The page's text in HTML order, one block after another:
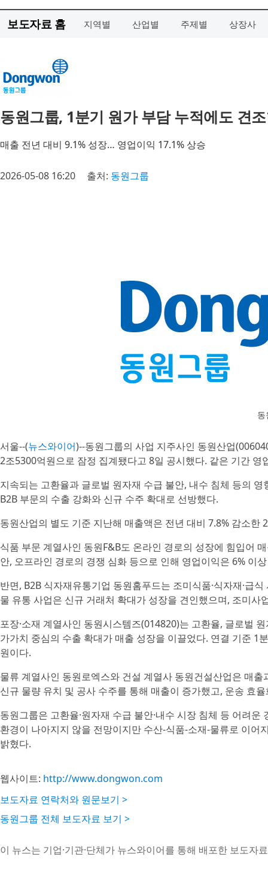
보도자료 홈 지역별 산업별 주제별 상장사
동원그룹, 1분기 원가 부담 누적에도 견
매출 전년 대비 9.1% 성장… 영업이익 17.1% 상승
2026-05-08 16:20 출처: 동원그룹
서울--(뉴스와이어)--동원그룹의 사업 지주사인 동원산업
2조5300억원으로 잠정 집계됐다고 8일 공시했다. 같은 기간 영
지속되는 고환율과 글로벌 원자재 수급 불안, 내수 침체 등의
B2B 부문의 수출 강화와 신규 수주 확대로 선방했다.
동원산업의 별도 기준 지난해 매출액은 전년 대비 7.8% 감소
식품 부문 계열사인 동원F&B도 온라인 경로의 성장에 힘입어
안, 오프라인 경로의 경쟁 심화 등으로 인해 영업이익은 6% 이
반면, B2B 식자재유통기업 동원홈푸드는 조미식품·식자재·급
물 유통 사업은 신규 거래처 확대가 성장을 견인했으며, 조미사
포장·소재 계열사인 동원시스템즈(014820)는 고환율, 글로벌
가가치 중심의 수출 확대가 매출 성장을 이끌었다. 연결 기준 1
원이다.
물류 계열사인 동원로엑스와 건설 계열사 동원건설산업은 매
신규 물량 유치 및 공사 수주를 통해 매출이 증가했고, 운송 효
동원그룹은 고환율·원자재 수급 불안·내수 시장 침체 등 어려
환경이 나아지지 않을 전망이지만 수산-식품-소재-물류로 이
밝혔다.
웹사이트: http://www.dongwon.com
보도자료 연락처와 원문보기 >
동원그룹 전체 보도자료 보기 >
이 뉴스는 기업·기관·단체가 뉴스와이어를 통해 배포한 보도자